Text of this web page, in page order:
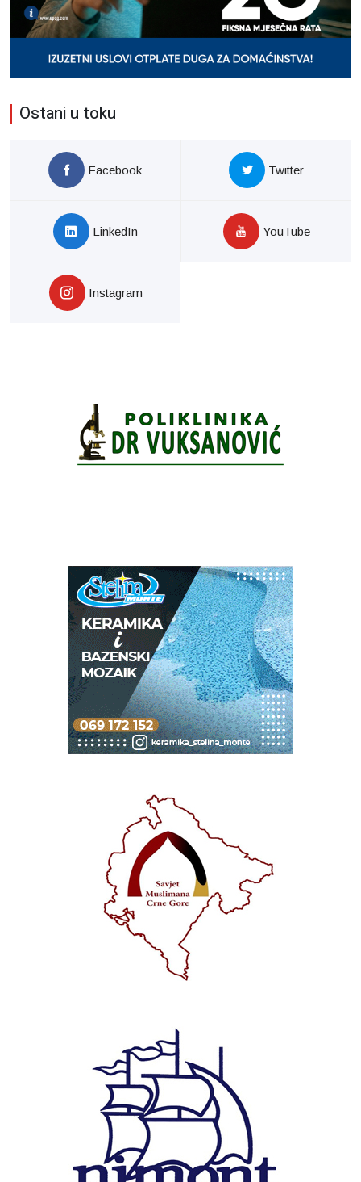
Ostani u toku
Facebook Twitter
LinkedIn YouTube
Instagram